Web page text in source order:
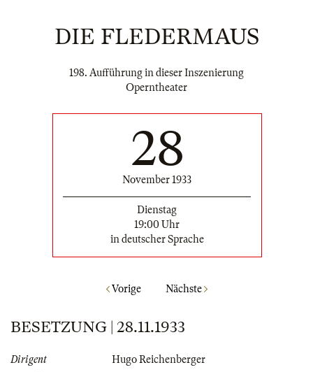
DIE FLEDERMAUS
198. Aufführung in dieser Inszenierung
Operntheater
28
November 1933
Dienstag
19:00 Uhr
in deutscher Sprache
Vorige Nächste
BESETZUNG | 28.11.1933
Dirigent
Hugo Reichenberger